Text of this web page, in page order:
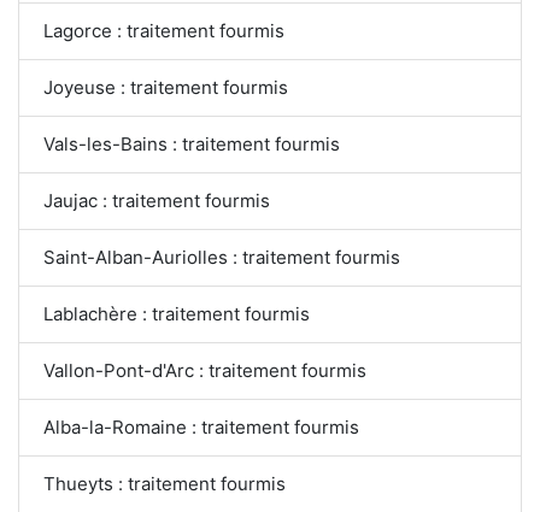
Lagorce : traitement fourmis
Joyeuse : traitement fourmis
Vals-les-Bains : traitement fourmis
Jaujac : traitement fourmis
Saint-Alban-Auriolles : traitement fourmis
Lablachère : traitement fourmis
Vallon-Pont-d'Arc : traitement fourmis
Alba-la-Romaine : traitement fourmis
Thueyts : traitement fourmis